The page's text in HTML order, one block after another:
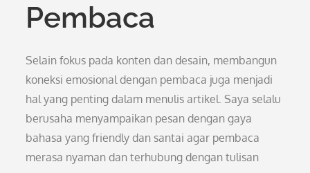
Pembaca
Selain fokus pada konten dan desain, membangun
koneksi emosional dengan pembaca juga menjadi
hal yang penting dalam menulis artikel. Saya selalu
berusaha menyampaikan pesan dengan gaya
bahasa yang friendly dan santai agar pembaca
merasa nyaman dan terhubung dengan tulisan